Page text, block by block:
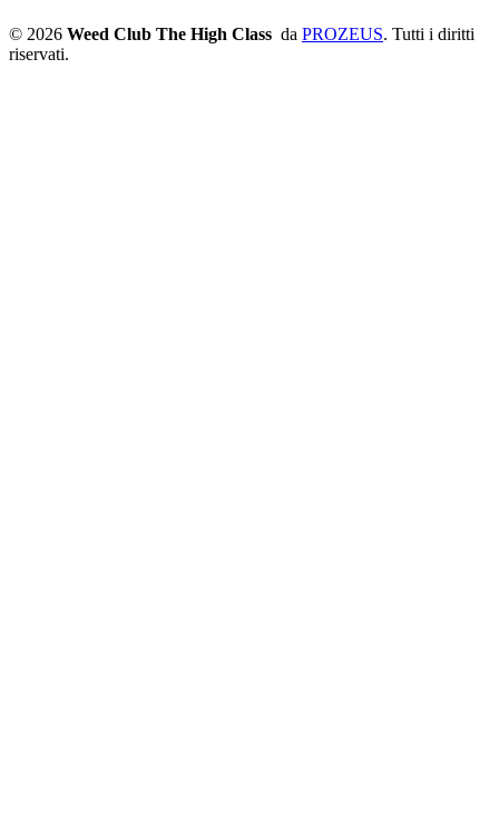
© 2026 Weed Club The High Class da PROZEUS. Tutti i diritti
riservati.